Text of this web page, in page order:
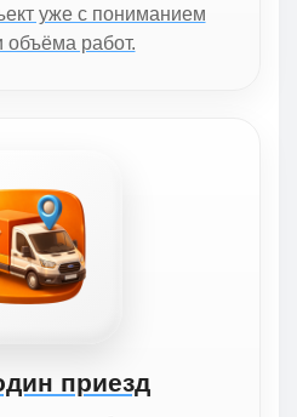
уже с пониманием
объёма работ.
приезд